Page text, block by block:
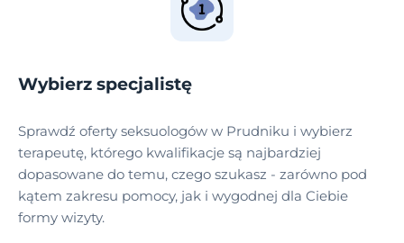
Wybierz specjalistę
Sprawdź oferty seksuologów w Prudniku i wybierz
terapeutę, którego kwalifikacje są najbardziej
dopasowane do temu, czego szukasz - zarówno pod
kątem zakresu pomocy, jak i wygodnej dla Ciebie
formy wizyty.